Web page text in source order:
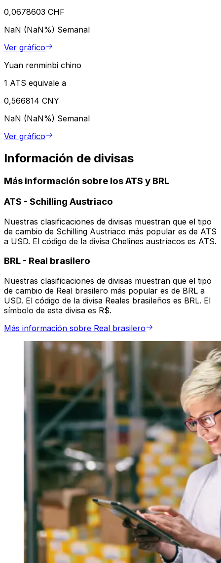
0,0678603 CHF
NaN (NaN%) Semanal
Ver gráfico
Yuan renminbi chino
1 ATS equivale a
0,566814 CNY
NaN (NaN%) Semanal
Ver gráfico
Información de divisas
Más información sobre los ATS y BRL
ATS - Schilling Austriaco
Nuestras clasificaciones de divisas muestran que el tipo
de cambio de Schilling Austriaco más popular es de ATS
a USD. El código de la divisa Chelines austríacos es ATS.
BRL - Real brasilero
Nuestras clasificaciones de divisas muestran que el tipo
de cambio de Real brasilero más popular es de BRL a
USD. El código de la divisa Reales brasileños es BRL. El
símbolo de esta divisa es R$.
Más información sobre Real brasilero